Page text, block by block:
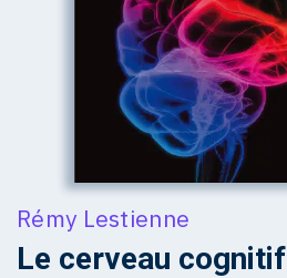
Rémy Lestienne
Le cerveau cognitif